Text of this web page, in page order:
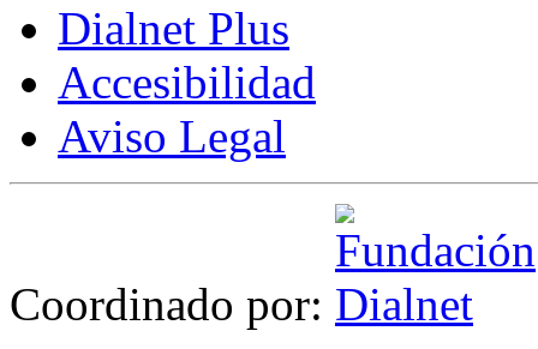
Dialnet Plus
Accesibilidad
Aviso Legal
Coordinado por: